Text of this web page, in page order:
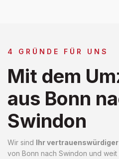
4 GRÜNDE FÜR UNS
Mit dem
aus Bonn
Swindon
Wir sind Ihr
von Bonn nach Swindon und